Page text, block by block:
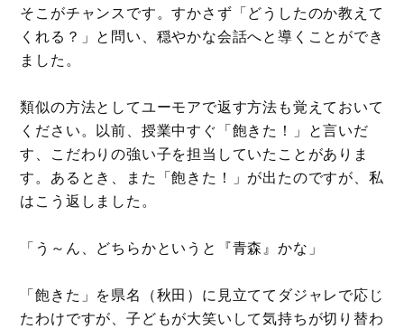
そこがチャンスです。すかさず「どうしたのか教えて
くれる？」と問い、穏やかな会話へと導くことができ
ました。
類似の方法としてユーモアで返す方法も覚えておいて
ください。以前、授業中すぐ「飽きた！」と言いだ
す、こだわりの強い子を担当していたことがありま
す。あるとき、また「飽きた！」が出たのですが、私
はこう返しました。
「う～ん、どちらかというと『青森』かな」
「飽きた」を県名（秋田）に見立ててダジャレで応じ
たわけですが、子どもが大笑いして気持ちが切り替わ